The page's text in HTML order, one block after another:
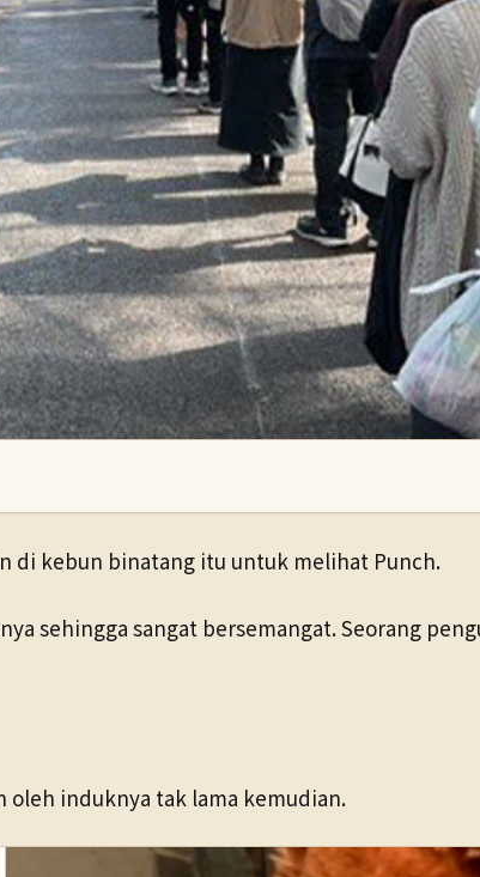
di kebun binatang itu untuk melihat Punch.
sehingga sangat bersemangat. Seorang
induknya tak lama kemudian.